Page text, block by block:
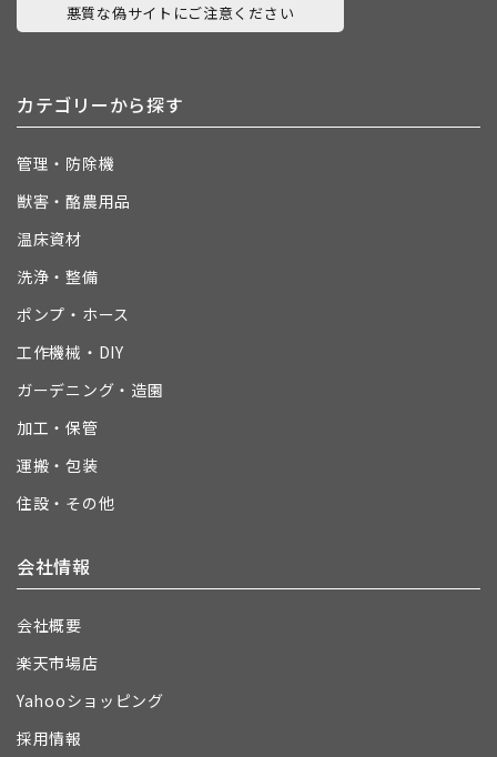
悪質な偽サイトにご注意ください
カテゴリーから探す
管理・防除機
獣害・酪農用品
温床資材
洗浄・整備
ポンプ・ホース
工作機械・DIY
ガーデニング・造園
加工・保管
運搬・包装
住設・その他
会社情報
会社概要
楽天市場店
Yahooショッピング
採用情報